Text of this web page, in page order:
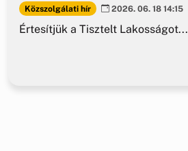
Közszolgálati hír 2026. 06. 18 14:15
Értesítjük a Tisztelt Lakosságot...